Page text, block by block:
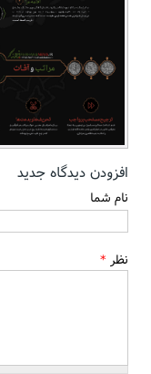
افزودن دیدگاه جدید
نام شما
نظر *